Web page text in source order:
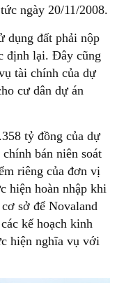
ngày 20/11/2008.
dụng đất phải nộp
định lại. Đây cũng
tài chính của dự
cư dân dự án
tỷ đồng của dự
bán niên soát
riêng của đơn vị
hiện hoàn nhập khi
sở để Novaland
kế hoạch kinh
hiện nghĩa vụ với